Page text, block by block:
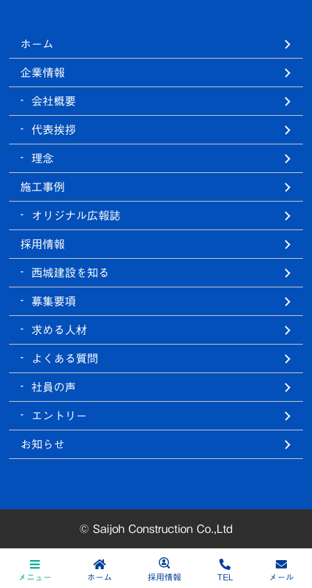
ホーム
企業情報
会社概要
代表挨拶
理念
施工事例
オリジナル広報誌
採用情報
西城建設を知る
募集要項
求める人材
よくある質問
社員の声
エントリー
お知らせ
© Saijoh Construction Co.,Ltd
メニュー ホーム 採用情報 TEL メール